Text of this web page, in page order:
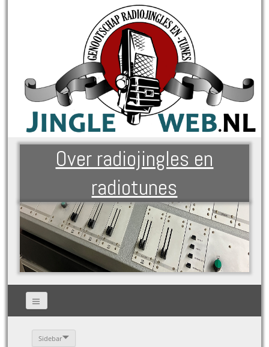
Over radiojingles en
radiotunes
Sidebar